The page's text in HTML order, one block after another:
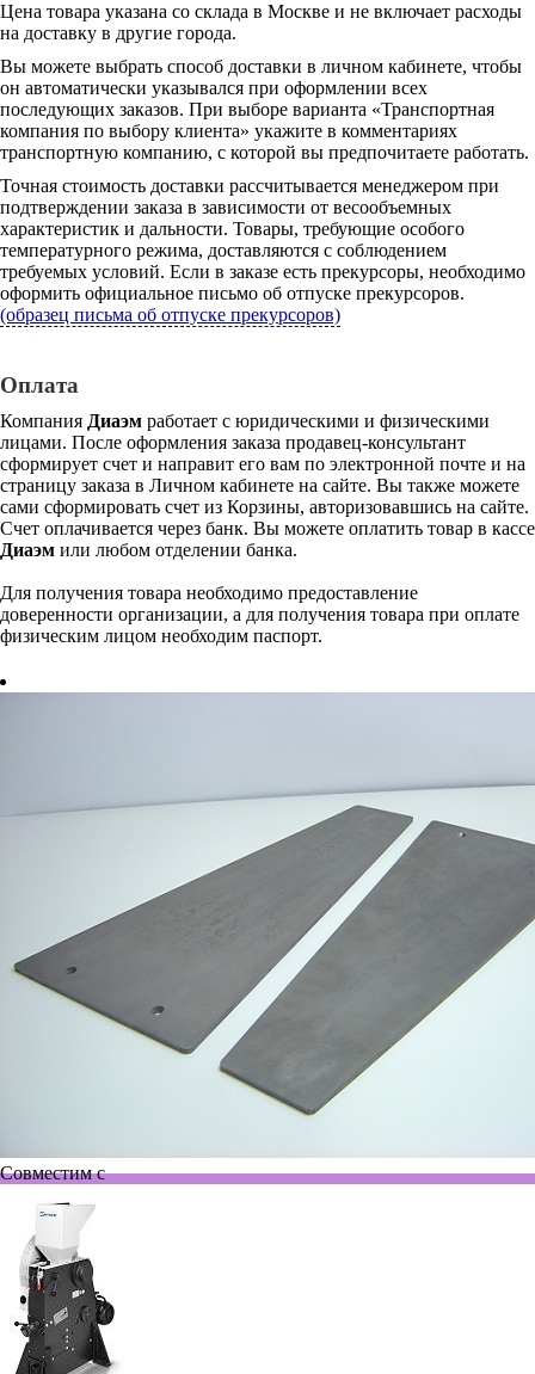
Цена товара указана со склада в Москве и не включает расходы
на доставку в другие города.
Вы можете выбрать способ доставки в личном кабинете, чтобы
он автоматически указывался при оформлении всех
последующих заказов. При выборе варианта «Транспортная
компания по выбору клиента» укажите в комментариях
транспортную компанию, с которой вы предпочитаете работать.
Точная стоимость доставки рассчитывается менеджером при
подтверждении заказа в зависимости от весообъемных
характеристик и дальности. Товары, требующие особого
температурного режима, доставляются с соблюдением
требуемых условий. Если в заказе есть прекурсоры, необходимо
оформить официальное письмо об отпуске прекурсоров.
(образец письма об отпуске прекурсоров)
Оплата
Компания Диаэм работает с юридическими и физическими
лицами. После оформления заказа продавец-консультант
сформирует счет и направит его вам по электронной почте и на
страницу заказа в Личном кабинете на сайте. Вы также можете
сами сформировать счет из Корзины, авторизовавшись на сайте.
Счет оплачивается через банк. Вы можете оплатить товар в кассе
Диаэм или любом отделении банка.
Для получения товара необходимо предоставление
доверенности организации, а для получения товара при оплате
физическим лицом необходим паспорт.
Совместим с